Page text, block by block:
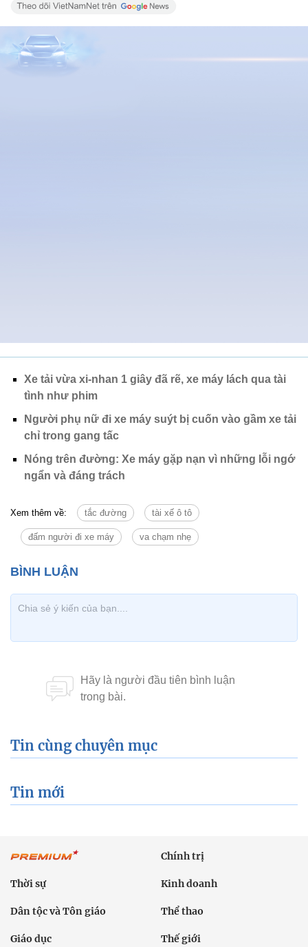
Xe tải vừa xi-nhan 1 giây đã rẽ, xe máy lách qua tài
tình như phim
Người phụ nữ đi xe máy suýt bị cuốn vào gầm xe tải
chỉ trong gang tấc
Nóng trên đường: Xe máy gặp nạn vì những lỗi ngớ
ngẩn và đáng trách
Xem thêm về: tắc đường tài xế ô tô
đấm người đi xe máy va chạm nhẹ
Tin cùng chuyên mục
Tin mới
Chính trị
Thời sự Kinh doanh
Dân tộc và Tôn giáo Thể thao
Giáo dục Thế giới